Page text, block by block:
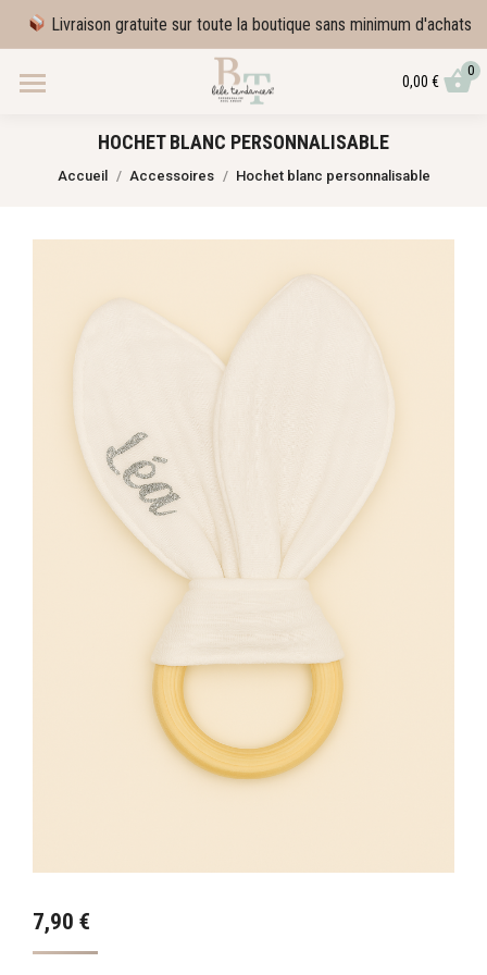
Livraison gratuite sur toute la boutique sans minimum d'achats
0,00 €
0
HOCHET BLANC PERSONNALISABLE
Vous êtes ici :
Accueil Accessoires Hochet blanc personnalisable
7,90 €